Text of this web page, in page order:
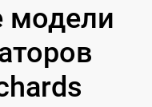
модели